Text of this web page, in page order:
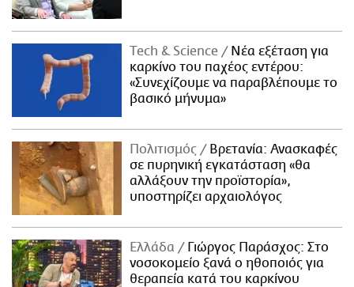
Τech & Science
Νέα εξέταση για
καρκίνο του παχέος εντέρου:
«Συνεχίζουμε να παραβλέπουμε το
βασικό μήνυμα»
Πολιτισμός
Βρετανία: Ανασκαφές
σε πυρηνική εγκατάσταση «θα
αλλάξουν την προϊστορία»,
υποστηρίζει αρχαιολόγος
Ελλάδα
Γιώργος Παράσχος: Στο
νοσοκομείο ξανά ο ηθοποιός για
θεραπεία κατά του καρκίνου